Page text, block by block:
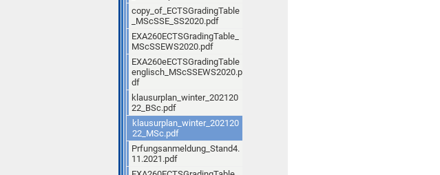
copy_of_ECTSGradingTable
_MScSSE_SS2020.pdf
EXA260ECTSGradingTable_
MScSSEWS2020.pdf
EXA260eECTSGradingTable
englisch_MScSSEWS2020.p
df
klausurplan_winter_202120
22_BSc.pdf
klausurplan_winter_202120
22_MSc.pdf
Prfungsanmeldung_Stand4.
11.2021.pdf